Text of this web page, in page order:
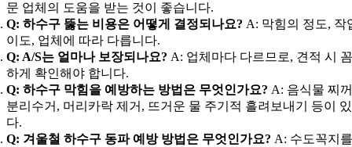
문 업체의 도움을 받는 것이 좋습니다.
Q: 하수구 뚫는 비용은 어떻게 결정되나요? A: 막힘의 정도, 작
이도, 업체에 따라 다릅니다.
Q: A/S는 얼마나 보장되나요? A: 업체마다 다르므로, 견적 시
하게 확인해야 합니다.
Q: 하수구 막힘을 예방하는 방법은 무엇인가요? A: 음식물 찌
분리수거, 머리카락 제거, 뜨거운 물 주기적 흘려보내기 등이
다.
Q: 겨울철 하수구 동파 예방 방법은 무엇인가요? A: 수도꼭지